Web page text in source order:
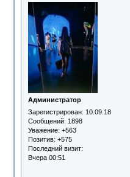
Администратор
Зарегистрирован: 10.09.18
Сообщений: 1898
Уважение: +563
Позитив: +575
Последний визит:
Вчера 00:51